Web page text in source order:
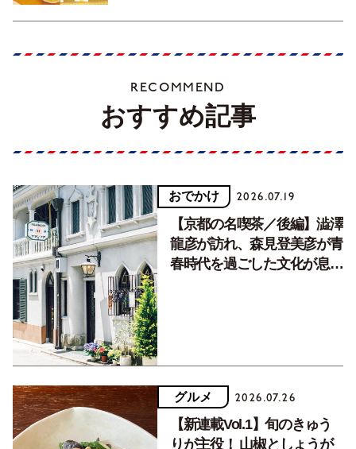
RECOMMEND
おすすめ記事
おでかけ 2026.07.19
【京都の名喫茶／後編】澁澤
龍彦が訪れ、森見登美彦が青
春時代を過ごした文化が息づ
グルメ 2026.07.26
【新連載Vol.1】旬のきゅう
りが主役！ 山椒としょうが